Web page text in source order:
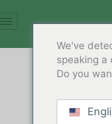
au
We've
speaking a
Do you